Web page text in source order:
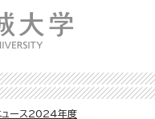
ース 2024年度